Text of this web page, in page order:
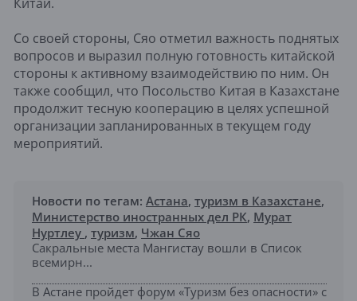
Со своей стороны, Сяо отметил важность поднятых
вопросов и выразил полную готовность китайской
стороны к активному взаимодействию по ним. Он
также сообщил, что Посольство Китая в Казахстане
продолжит тесную кооперацию в целях успешной
организации запланированных в текущем году
мероприятий.
Новости по тегам: Астана, туризм в Казахстане,
Министерство иностранных дел РК, Мурат
Нуртлеу , туризм, Чжан Сяо
Сакральные места Мангистау вошли в Список
всемирн...
В Астане пройдет форум «Туризм без опасности» с